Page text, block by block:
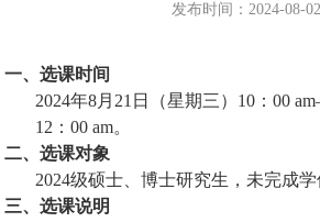
发布时间：2024-08-02
一、选课时间
2024年8月 21 日（星期三） 10 ：00 am
12 ：00 am。
二、选课对象
2024级硕士、博士研究生，未完成
三、选课说明